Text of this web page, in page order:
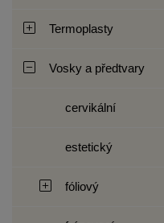
Termoplasty
Vosky a předtvary
cervikální
estetický
fóliový